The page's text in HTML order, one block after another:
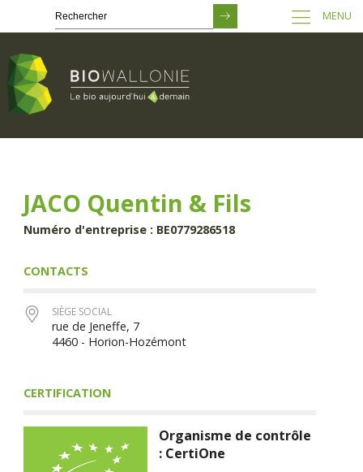
principal
MENU
JACO Quentin & Fils
Numéro d'entreprise : BE0779286518
CONTACTS
SIÈGE SOCIAL
rue de Jeneffe, 7
4460 - Horion-Hozémont
CERTIFICATION
Organisme de contrôle
: CertiOne